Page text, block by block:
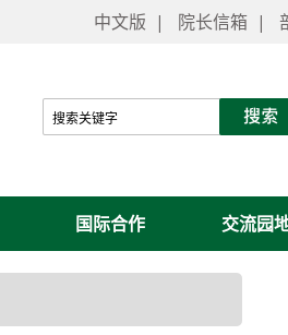
中文版 | 院长信箱 |
国际合作 交流园